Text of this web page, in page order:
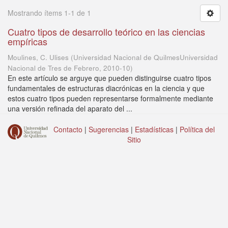
Mostrando ítems 1-1 de 1
Cuatro tipos de desarrollo teórico en las ciencias
empíricas
Moulines, C. Ulises (Universidad Nacional de QuilmesUniversidad
Nacional de Tres de Febrero, 2010-10)
En este artículo se arguye que pueden distinguirse cuatro tipos
fundamentales de estructuras diacrónicas en la ciencia y que
estos cuatro tipos pueden representarse formalmente mediante
una versión refinada del aparato del ...
Contacto | Sugerencias | Estadísticas | Política del
Sitio